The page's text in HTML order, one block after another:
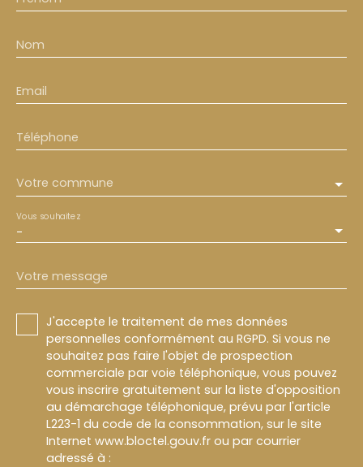
Nom
Email
Téléphone
Votre commune
-
Vous souhaitez
Votre message
J'accepte le traitement de mes données
personnelles conformément au RGPD. Si vous ne
souhaitez pas faire l'objet de prospection
commerciale par voie téléphonique, vous pouvez
vous inscrire gratuitement sur la liste d'opposition
au démarchage téléphonique, prévu par l'article
L223-1 du code de la consommation, sur le site
Internet www.bloctel.gouv.fr ou par courrier
adressé à :